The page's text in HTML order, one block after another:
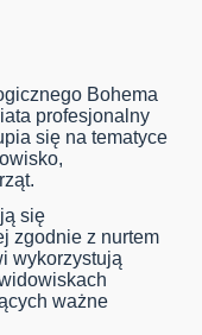
Bohema
profesjonalny
się na tematyce
się
zgodnie z nurtem
wykorzystują
ważne